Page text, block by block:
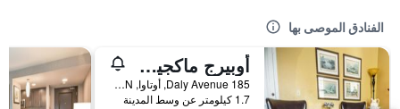
الفنادق الموصى بها
أوبيرج ماكجيز إن
185 Daly Avenue, أوتاوا, ON, كندا
1.7 كيلومتر عن وسط المدينة